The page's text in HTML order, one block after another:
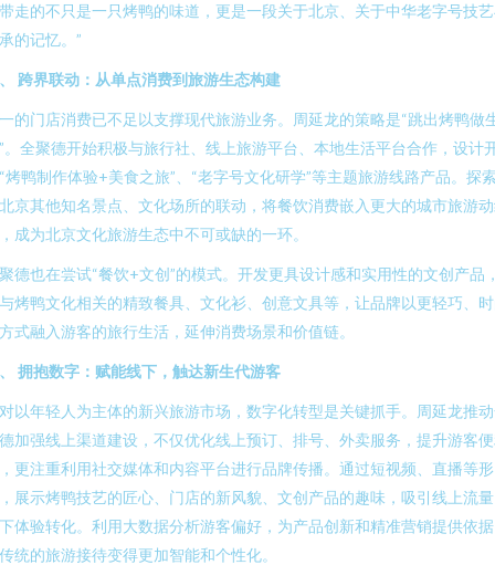
走的不只是一只烤鸭的味道，更是一段关于北京、关于中华老字号技
的记忆。”
跨界联动：从单点消费到旅游生态构建
的门店消费已不足以支撑现代旅游业务。周延龙的策略是“跳出烤鸭做
。全聚德开始积极与旅行社、线上旅游平台、本地生活平台合作，设计
烤鸭制作体验+美食之旅”、“老字号文化研学”等主题旅游线路产品。探
京其他知名景点、文化场所的联动，将餐饮消费嵌入更大的城市旅游
成为北京文化旅游生态中不可或缺的一环。
德也在尝试“餐饮+文创”的模式。开发更具设计感和实用性的文创产品
烤鸭文化相关的精致餐具、文化衫、创意文具等，让品牌以更轻巧、
式融入游客的旅行生活，延伸消费场景和价值链。
拥抱数字：赋能线下，触达新生代游客
以年轻人为主体的新兴旅游市场，数字化转型是关键抓手。周延龙推
加强线上渠道建设，不仅优化线上预订、排号、外卖服务，提升游客
更注重利用社交媒体和内容平台进行品牌传播。通过短视频、直播等形
展示烤鸭技艺的匠心、门店的新风貌、文创产品的趣味，吸引线上流
体验转化。利用大数据分析游客偏好，为产品创新和精准营销提供依
统的旅游接待变得更加智能和个性化。